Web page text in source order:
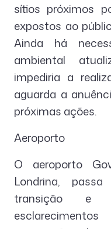
sítios próximos
expostos ao
Ainda há
ambiental
impediria a
aguarda a
próximas ações.
Aeroporto
O aeroporto
Londrina,
transição e